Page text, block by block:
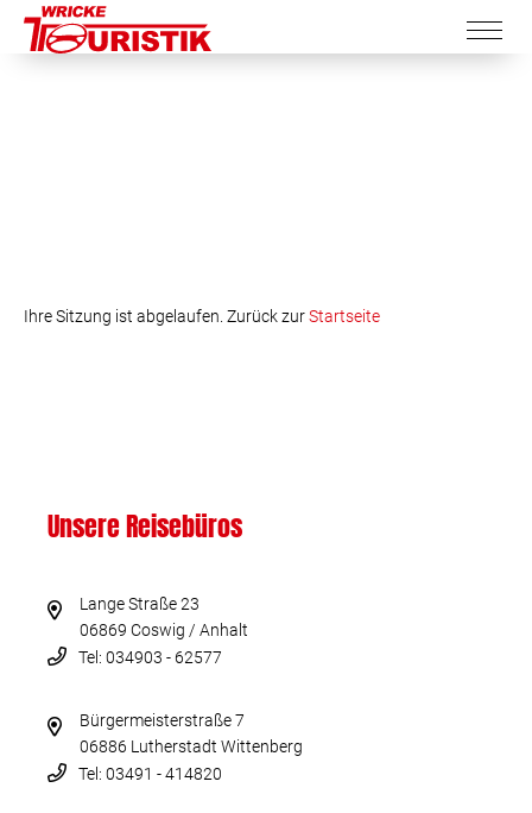
Ihre Sitzung ist abgelaufen. Zurück zurStartseite
Unsere Reisebüros
Lange Straße 23
06869 Coswig / Anhalt
Tel: 034903 - 62577
Bürgermeisterstraße 7
06886 Lutherstadt Wittenberg
Tel: 03491 - 414820